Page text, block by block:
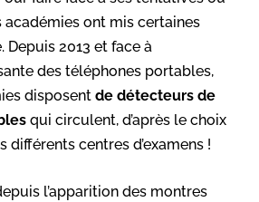
académies ont mis certaines
Depuis 2013 et face à
des téléphones portables,
disposent de détecteurs de
qui circulent, d’après le choix
différents centres d’examens !
l’apparition des montres